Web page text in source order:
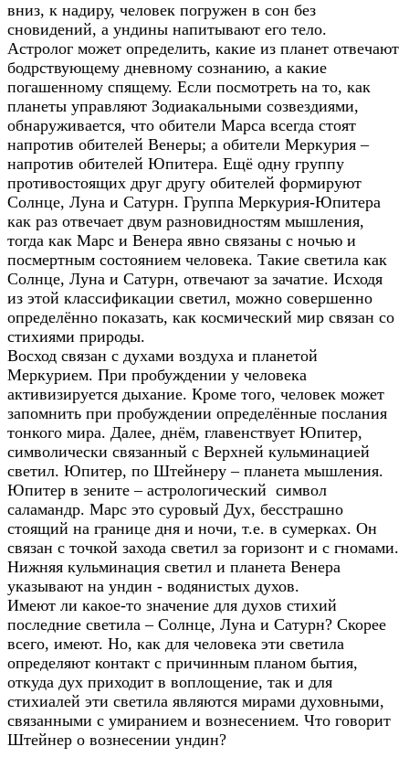
вниз, к надиру, человек погружен в сон без
сновидений, а ундины напитывают его тело.
Астролог может определить, какие из планет отвечают
бодрствующему дневному сознанию, а какие
погашенному спящему. Если посмотреть на то, как
планеты управляют Зодиакальными созвездиями,
обнаруживается, что обители Марса всегда стоят
напротив обителей Венеры; а обители Меркурия –
напротив обителей Юпитера. Ещё одну группу
противостоящих друг другу обителей формируют
Солнце, Луна и Сатурн. Группа Меркурия-Юпитера
как раз отвечает двум разновидностям мышления,
тогда как Марс и Венера явно связаны с ночью и
посмертным состоянием человека. Такие светила как
Солнце, Луна и Сатурн, отвечают за зачатие. Исходя
из этой классификации светил, можно совершенно
определённо показать, как космический мир связан со
стихиями природы.
Восход связан с духами воздуха и планетой
Меркурием. При пробуждении у человека
активизируется дыхание. Кроме того, человек может
запомнить при пробуждении определённые послания
тонкого мира. Далее, днём, главенствует Юпитер,
символически связанный с Верхней кульминацией
светил. Юпитер, по Штейнеру – планета мышления.
Юпитер в зените – астрологический символ
саламандр. Марс это суровый Дух, бесстрашно
стоящий на границе дня и ночи, т.е. в сумерках. Он
связан с точкой захода светил за горизонт и с гномами.
Нижняя кульминация светил и планета Венера
указывают на ундин - водянистых духов.
Имеют ли какое-то значение для духов стихий
последние светила – Солнце, Луна и Сатурн? Скорее
всего, имеют. Но, как для человека эти светила
определяют контакт с причинным планом бытия,
откуда дух приходит в воплощение, так и для
стихиалей эти светила являются мирами духовными,
связанными с умиранием и вознесением. Что говорит
Штейнер о вознесении ундин?